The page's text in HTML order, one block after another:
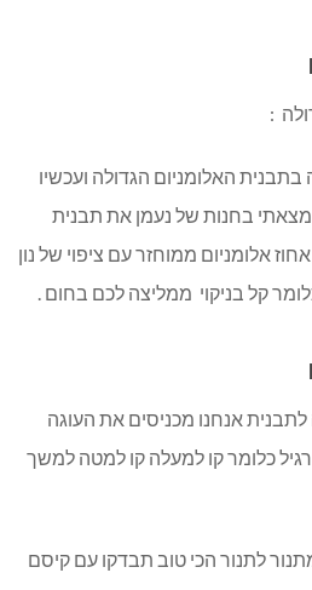
:
בתבנית האלומניום הגדולה ועכשיו
בחנות של נעמן את תבנית
eden המושלמת שהיא 100 אחוז אלומניום ממוחזר עם ציפוי של נון
קל בניקוי ממליצה לכם בחום .
אנחנו מכניסים את העוגה
מצב רגיל כלומר קו למעלה קו למטה למשך
לתנור הכי טוב תבדקו עם קיסם